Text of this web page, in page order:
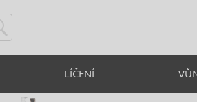
LÍČENÍ